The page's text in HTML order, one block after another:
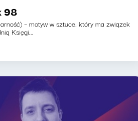
98
– motyw w sztuce, który ma związek
Księgi...